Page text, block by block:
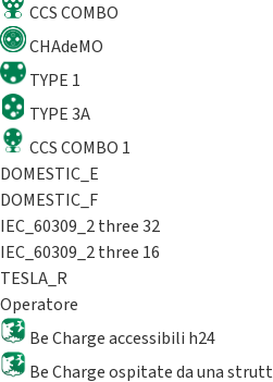
CCS COMBO
CHAdeMO
TYPE 1
TYPE 3A
CCS COMBO 1
DOMESTIC_E
DOMESTIC_F
IEC_60309_2 three 32
IEC_60309_2 three 16
TESLA_R
Operatore
Be Charge accessibili h24
Be Charge ospitate da una